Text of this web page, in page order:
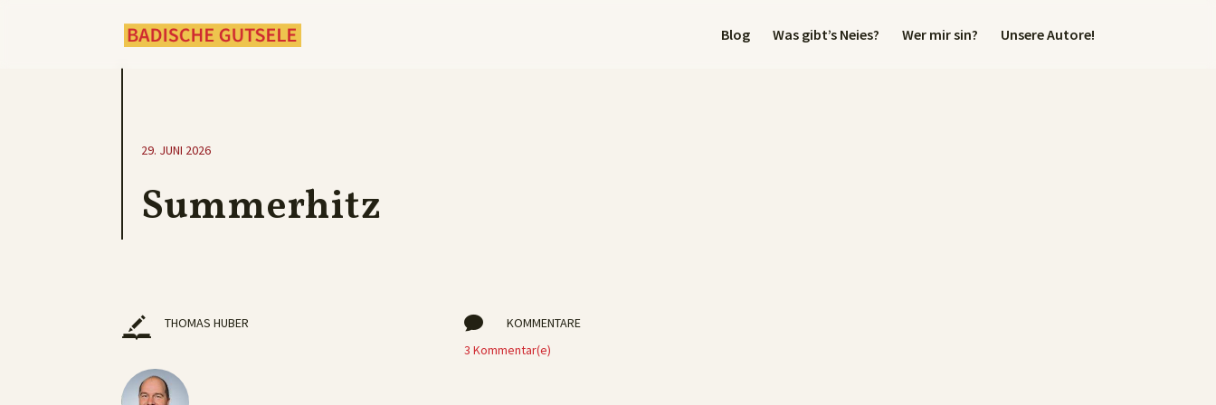
Blog Was gibt’s Neies? Wer mir sin? Unsere Autore!
29. JUNI 2026
Summerhitz
THOMAS HUBER 
KOMMENTARE
3 Kommentar(e)